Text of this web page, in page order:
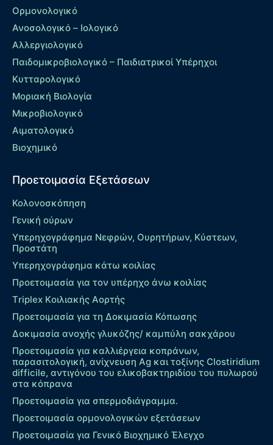
Ορμονολογικό
Ανοσολογικό – Ιολογικό
Αλλεργιολογικό
Παιδομικροβιολογικό – Παιδιατρικοί Υπέρηχοι
Κυτταρολογικό
Μοριακή Βιολογία
Μικροβιολογικό
Αιματολογικό
Βιοχημικό
Προετοιμασία Εξετάσεων
Κολονοσκόπηση
Γενική ούρων
Υπερηχογράφημα Νεφρών, Ουρητήρων, Κύστεων,
Προστάτη
Υπερηχογράφημα κάτω κοιλίας
Προετοιμασία για τον υπέρηχο άνω κοιλίας
Τriplex Kοιλιακής Αορτής
Προετοιμασία για τη Δοκιμασία Κόπωσης
Δοκιμασία ανοχής γλυκόζης/ καμπύλη σακχάρου
Προετοιμασία για καλλιέργεια κοπράνων,
παρασιτολογική, ανίχνευση Ag και τοξίνης Clostiridium
difficile, αντιγόνου του ελικοβακτηριδίου του πυλωρού
στα κόπρανα
Προετοιμασία για σπερμοδιάγραμμα.
Προετοιμασία ορμονολογικών εξετάσεων
Προετοιμασία για Γενικό Βιοχημικό Έλεγχο